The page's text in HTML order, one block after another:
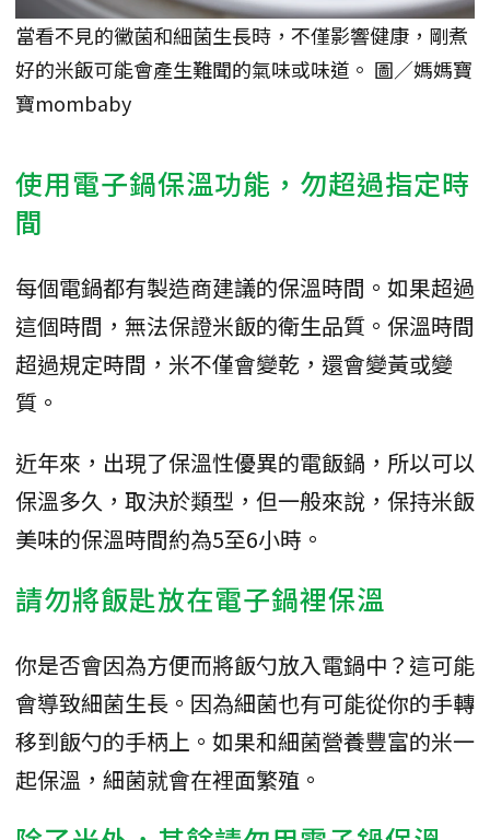
當看不見的黴菌和細菌生長時，不僅影響健康，剛煮
好的米飯可能會產生難聞的氣味或味道。 圖／媽媽寶
寶mombaby
使用電子鍋保溫功能，勿超過指定時
間
每個電鍋都有製造商建議的保溫時間。如果超過
這個時間，無法保證米飯的衛生品質。保溫時間
超過規定時間，米不僅會變乾，還會變黃或變
質。
近年來，出現了保溫性優異的電飯鍋，所以可以
保溫多久，取決於類型，但一般來說，保持米飯
美味的保溫時間約為5至6小時。
請勿將飯匙放在電子鍋裡保溫
你是否會因為方便而將飯勺放入電鍋中？這可能
會導致細菌生長。因為細菌也有可能從你的手轉
移到飯勺的手柄上。如果和細菌營養豐富的米一
起保溫，細菌就會在裡面繁殖。